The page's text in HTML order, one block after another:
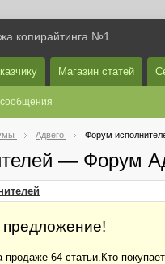
копирайтинга №1
Магазин статей
Адвего Форум
— Форум
продаже 64 статьи.Кто